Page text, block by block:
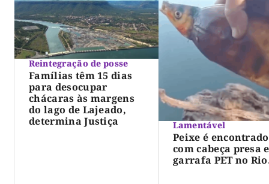
Reintegração de posse
Famílias têm 15 dias
para desocupar
chácaras às margens
do lago de Lajeado,
determina Justiça
Lamentável
Peixe é encontrado
com cabeça presa
garrafa PET no Rio